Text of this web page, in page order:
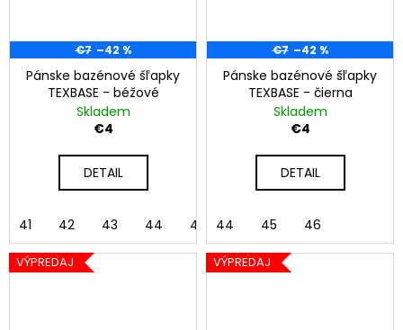
€7 –42 %
Pánske bazénové šľapky
TEXBASE - béžové
Skladem
€4
DETAIL
41 42 43 44 45
€7 –42 %
Pánske bazénové šľapky
TEXBASE - čierna
Skladem
€4
DETAIL
44 45 46
VÝPREDAJ VÝPREDAJ